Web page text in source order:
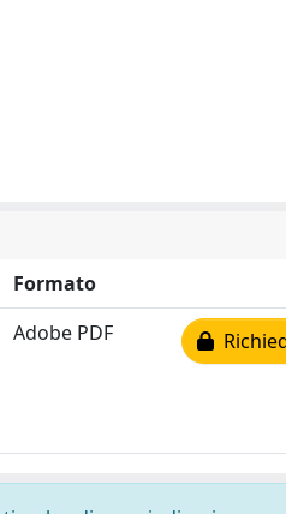
Formato
Adobe PDF